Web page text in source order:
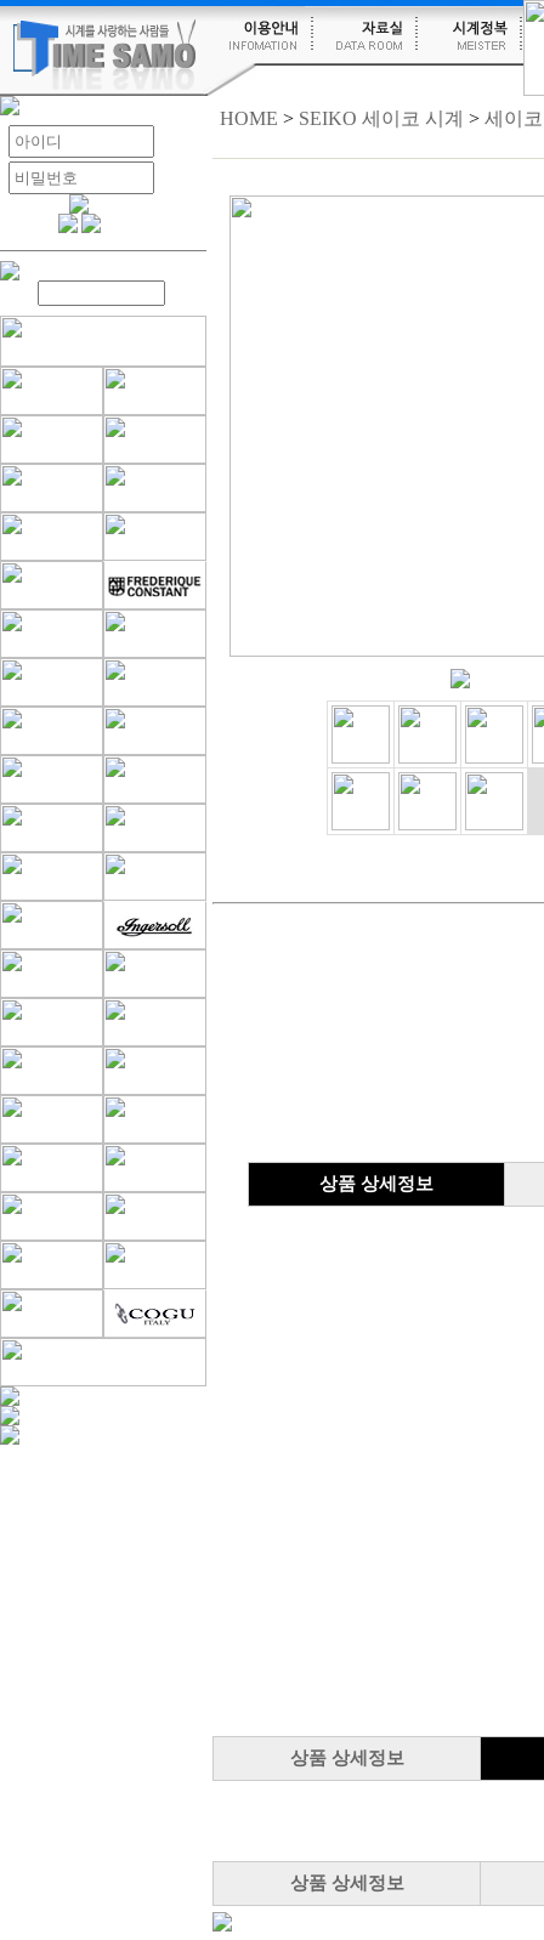
HOME > SEIKO 세이코 시계 > 세이
상품 상세정보
상품 상세정보
상품 상세정보